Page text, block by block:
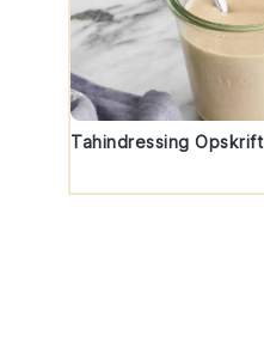
Tahindressing Opskrift